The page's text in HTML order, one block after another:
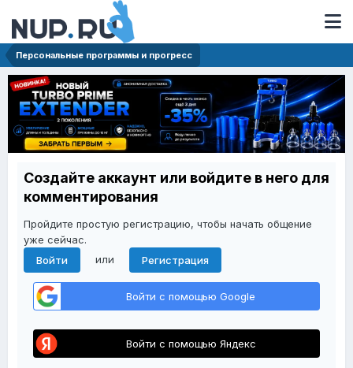
Персональные программы и прогресс
Создайте аккаунт или войдите в него для
комментирования
Пройдите простую регистрацию, чтобы начать общение
уже сейчас.
Войти
или Регистрация
Войти с помощью Google
Войти с помощью Яндекс